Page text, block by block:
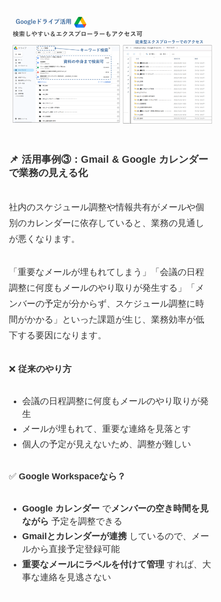
📌 活用事例③：Gmail & Google カレンダー
で業務の見える化
社内のスケジュール調整や情報共有がメールや個
別のカレンダーに依存していると、業務の見通し
が悪くなります。
「重要なメールが埋もれてしまう」「会議の日程
調整に何度もメールのやり取りが発生する」「メ
ンバーの予定が分からず、スケジュール調整に時
間がかかる」といった課題が生じ、業務効率が低
下する要因になります。
❌ 従来のやり方
会議の日程調整に何度もメールのやり取りが発
生
メールが埋もれて、重要な連絡を見落とす
個人の予定が見えないため、調整が難しい
✅ Google Workspaceなら？
Google カレンダー でメンバーの空き時間を見
ながら 予定を調整できる
Gmailとカレンダーが連携しているので、メー
ルから直接予定登録可能
重要なメールにラベルを付けて管理 すれば、大
事な連絡を見逃さない